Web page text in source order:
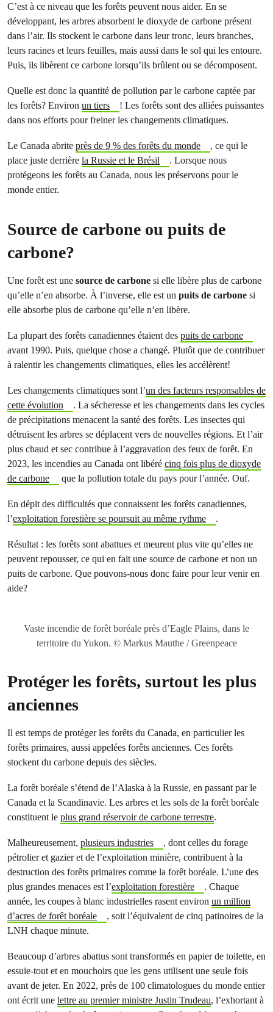
C’est à ce niveau que les forêts peuvent nous aider. En se
développant, les arbres absorbent le dioxyde de carbone présent
dans l’air. Ils stockent le carbone dans leur tronc, leurs branches,
leurs racines et leurs feuilles, mais aussi dans le sol qui les entoure.
Puis, ils libèrent ce carbone lorsqu’ils brûlent ou se décomposent.
Quelle est donc la quantité de pollution par le carbone captée par
les forêts? Environ un tiers
! Les forêts sont des alliées puissantes
dans nos efforts pour freiner les changements climatiques.
Le Canada abrite près de 9 % des forêts du monde
, ce qui le
place juste derrière la Russie et le Brésil
. Lorsque nous
protégeons les forêts au Canada, nous les préservons pour le
monde entier.
Source de carbone ou puits de
carbone?
Une forêt est une source de carbone si elle libère plus de carbone
qu’elle n’en absorbe. À l’inverse, elle est un puits de carbone si
elle absorbe plus de carbone qu’elle n’en libère.
La plupart des forêts canadiennes étaient des puits de carbone
avant 1990. Puis, quelque chose a changé. Plutôt que de contribuer
à ralentir les changements climatiques, elles les accélèrent!
Les changements climatiques sont l’un des facteurs responsables de
cette évolution
. La sécheresse et les changements dans les cycles
de précipitations menacent la santé des forêts. Les insectes qui
détruisent les arbres se déplacent vers de nouvelles régions. Et l’air
plus chaud et sec contribue à l’aggravation des feux de forêt. En
2023, les incendies au Canada ont libéré cinq fois plus de dioxyde
de carbone
que la pollution totale du pays pour l’année. Ouf.
En dépit des difficultés que connaissent les forêts canadiennes,
l’exploitation forestière se poursuit au même rythme .
Résultat : les forêts sont abattues et meurent plus vite qu’elles ne
peuvent repousser, ce qui en fait une source de carbone et non un
puits de carbone. Que pouvons-nous donc faire pour leur venir en
aide?
Vaste incendie de forêt boréale près d’Eagle Plains, dans le
territoire du Yukon. © Markus Mauthe / Greenpeace
Protéger les forêts, surtout les plus
anciennes
Il est temps de protéger les forêts du Canada, en particulier les
forêts primaires, aussi appelées forêts anciennes. Ces forêts
stockent du carbone depuis des siècles.
La forêt boréale s’étend de l’Alaska à la Russie, en passant par le
Canada et la Scandinavie. Les arbres et les sols de la forêt boréale
constituent le plus grand réservoir de carbone terrestre.
Malheureusement, plusieurs industries
, dont celles du forage
pétrolier et gazier et de l’exploitation minière, contribuent à la
destruction des forêts primaires comme la forêt boréale. L’une des
plus grandes menaces est l’exploitation forestière
. Chaque
année, les coupes à blanc industrielles rasent environ un million
d’acres de forêt boréale
, soit l’équivalent de cinq patinoires de la
LNH chaque minute.
Beaucoup d’arbres abattus sont transformés en papier de toilette, en
essuie-tout et en mouchoirs que les gens utilisent une seule fois
avant de jeter. En 2022, près de 100 climatologues du monde entier
ont écrit une lettre au premier ministre Justin Trudeau, l’exhortant à